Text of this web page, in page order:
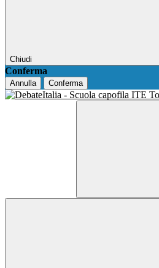
Chiudi
Conferma
Annulla Conferma